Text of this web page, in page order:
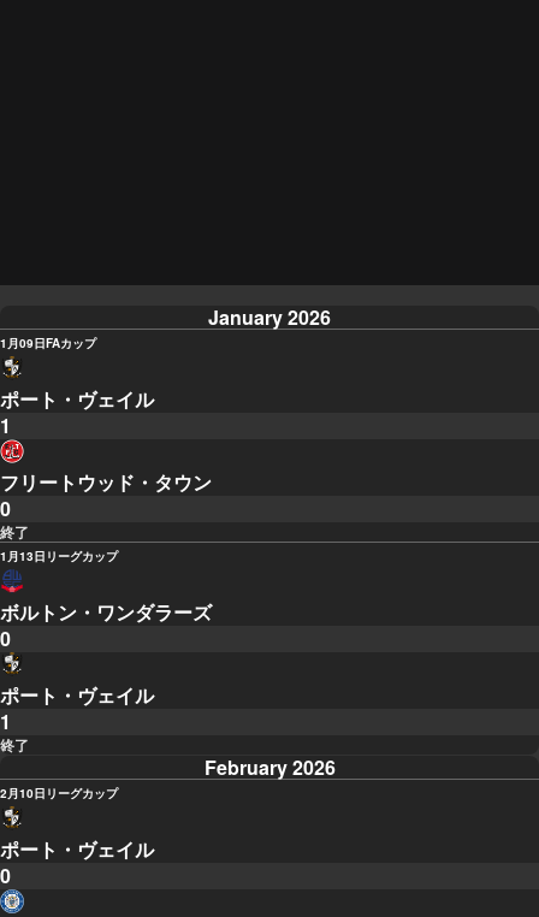
January 2026
1月09日FAカップ
ポート・ヴェイル
1
フリートウッド・タウン
0
終了
1月13日 リーグカップ
ボルトン・ワンダラーズ
0
ポート・ヴェイル
1
終了
February 2026
2月10日 リーグカップ
ポート・ヴェイル
0